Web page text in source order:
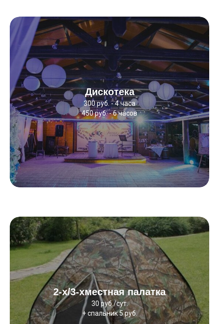
Дискотека
300 руб. - 4 часа
450 руб. - 6 часов
2-х/3-хместная палатка
30 руб./сут.
+ спальник 5 руб.